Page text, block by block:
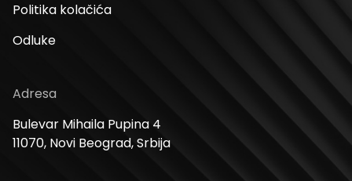
Politika kolačića
Odluke
Adresa
Bulevar Mihaila Pupina 4
11070, Novi Beograd, Srbija